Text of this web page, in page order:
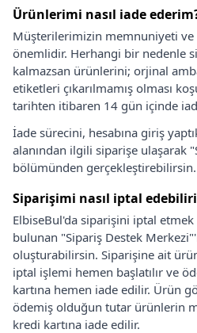
Ürünlerimi nasıl iade
Müşterilerimizin memnuniyeti
önemlidir. Herhangi bir nedenle
kalmazsan ürünlerini; orjinal
etiketleri çıkarılmamış olması
tarihten itibaren 14 gün içinde
İade sürecini, hesabına giriş
alanından ilgili siparişe ulaşarak
bölümünden gerçekleştirebilirsin.
Siparişimi nasıl iptal
ElbiseBul'da siparişini iptal
bulunan "Sipariş Destek
oluşturabilirsin. Siparişine ait
iptal işlemi hemen başlatılır ve
kartına hemen iade edilir. Ürün
ödemiş olduğun tutar ürünlerin
kredi kartına iade edilir.